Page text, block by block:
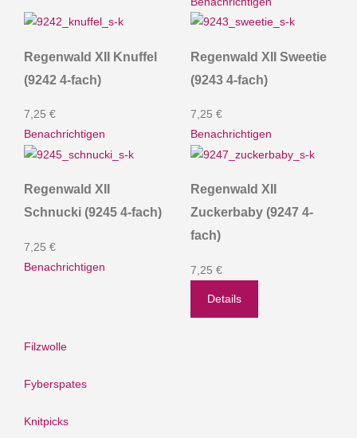
Regenwald XII Knuffel
(9242 4-fach)
7,25 €
Benachrichtigen
Regenwald XII Sweetie
(9243 4-fach)
7,25 €
Benachrichtigen
Regenwald XII
Schnucki (9245 4-fach)
7,25 €
Benachrichtigen
Regenwald XII
Zuckerbaby (9247 4-
fach)
7,25 €
Details
Filzwolle
Fyberspates
Knitpicks